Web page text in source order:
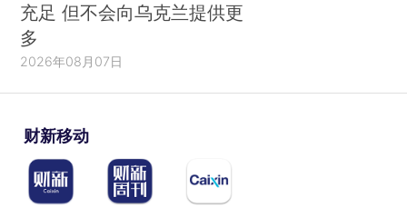
充足 但不会向乌克兰提供更
多
2026年08月07日
财新移动